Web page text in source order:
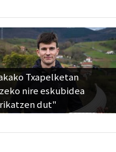
Txapelketan
nire eskubidea
dut"